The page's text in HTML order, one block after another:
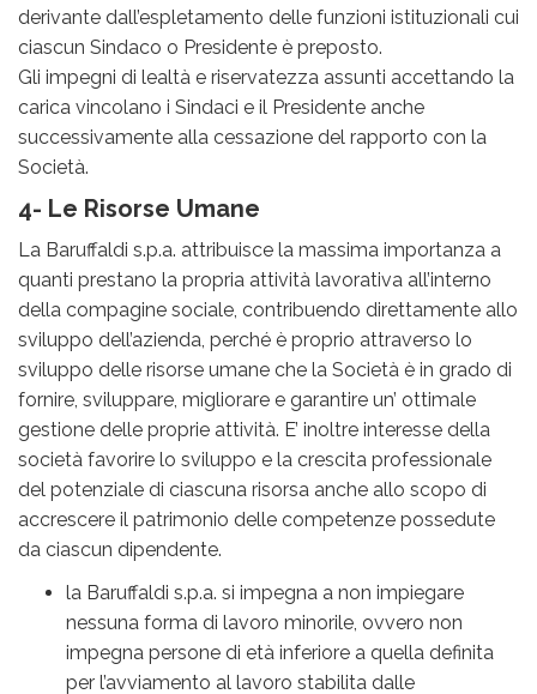
derivante dall’espletamento delle funzioni istituzionali cui
ciascun Sindaco o Presidente è preposto.
Gli impegni di lealtà e riservatezza assunti accettando la
carica vincolano i Sindaci e il Presidente anche
successivamente alla cessazione del rapporto con la
Società.
4- Le Risorse Umane
La Baruffaldi s.p.a. attribuisce la massima importanza a
quanti prestano la propria attività lavorativa all’interno
della compagine sociale, contribuendo direttamente allo
sviluppo dell’azienda, perché è proprio attraverso lo
sviluppo delle risorse umane che la Società è in grado di
fornire, sviluppare, migliorare e garantire un’ ottimale
gestione delle proprie attività. E’ inoltre interesse della
società favorire lo sviluppo e la crescita professionale
del potenziale di ciascuna risorsa anche allo scopo di
accrescere il patrimonio delle competenze possedute
da ciascun dipendente.
la Baruffaldi s.p.a. si impegna a non impiegare
nessuna forma di lavoro minorile, ovvero non
impegna persone di età inferiore a quella definita
per l’avviamento al lavoro stabilita dalle